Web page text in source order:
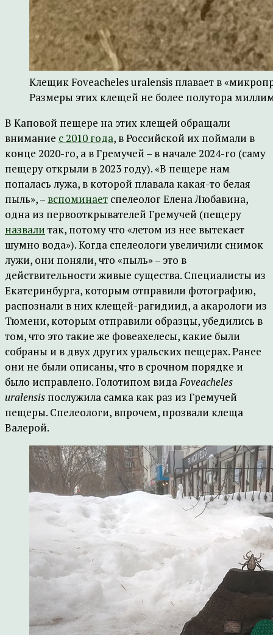
Клещик Foveacheles uralensis плавает в
Размеры этих клещей не более полутора
В Каповой пещере на этих клещей обращали
внимание с 2010 года, в Российской их поймали в
конце 2020-го, а в Гремучей – в начале 2024-го (саму
пещеру открыли в 2023 году). «В пещере нам
попалась лужа, в которой плавала какая-то белая
пыль», – вспоминает спелеолог Елена Любавина,
одна из первооткрывателей Гремучей (пещеру
назвали так, потому что «летом из нее вытекает
шумно вода»). Когда спелеологи увеличили снимок
лужи, они поняли, что «пыль» – это в
действительности живые существа. Специалисты из
Екатеринбурга, которым отправили фотографию,
распознали в них клещей-рагидиид, а акарологи из
Тюмени, которым отправили образцы, убедились в
том, что это такие же фовеахелесы, какие были
собраны и в двух других уральских пещерах. Ранее
они не были описаны, что в срочном порядке и
было исправлено. Голотипом видаFoveacheles
uralensis послужила самка как раз из Гремучей
пещеры. Спелеологи, впрочем, прозвали клеща
Валерой.